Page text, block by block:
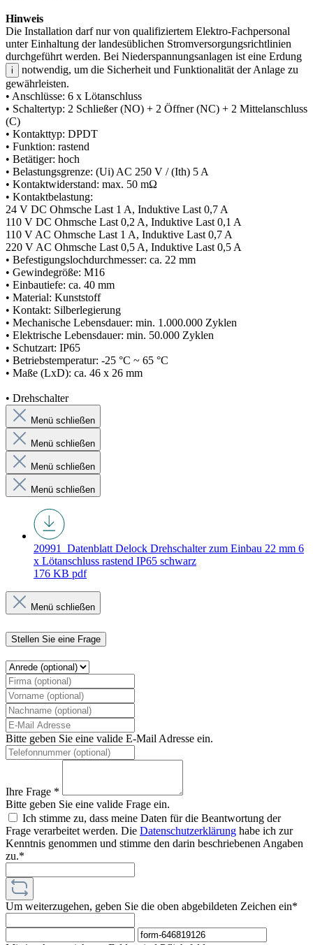
Hinweis
Die Installation darf nur von qualifiziertem Elektro-Fachpersonal
unter Einhaltung der landesüblichen Stromversorgungsrichtlinien
durchgeführt werden. Bei Niederspannungsanlagen ist eine Erdung
i
notwendig, um die Sicherheit und Funktionalität der Anlage zu
gewährleisten.
• Anschlüsse: 6 x Lötanschluss
• Schaltertyp: 2 Schließer (NO) + 2 Öffner (NC) + 2 Mittelanschluss
(C)
• Kontakttyp: DPDT
• Funktion: rastend
• Betätiger: hoch
• Belastungsgrenze: (Ui) AC 250 V / (Ith) 5 A
• Kontaktwiderstand: max. 50 mΩ
• Kontaktbelastung:
24 V DC Ohmsche Last 1 A, Induktive Last 0,7 A
110 V DC Ohmsche Last 0,2 A, Induktive Last 0,1 A
110 V AC Ohmsche Last 1 A, Induktive Last 0,7 A
220 V AC Ohmsche Last 0,5 A, Induktive Last 0,5 A
• Befestigungslochdurchmesser: ca. 22 mm
• Gewindegröße: M16
• Einbautiefe: ca. 40 mm
• Material: Kunststoff
• Kontakt: Silberlegierung
• Mechanische Lebensdauer: min. 1.000.000 Zyklen
• Elektrische Lebensdauer: min. 50.000 Zyklen
• Schutzart: IP65
• Betriebstemperatur: -25 °C ~ 65 °C
• Maße (LxD): ca. 46 x 26 mm
• Drehschalter
Menü schließen
Menü schließen
Menü schließen
Menü schließen
20991_Datenblatt Delock Drehschalter zum Einbau 22 mm 6
x Lötanschluss rastend IP65 schwarz
176 KB pdf
Menü schließen
Stellen Sie eine Frage
Bitte geben Sie eine valide E-Mail Adresse ein.
Ihre Frage *
Bitte geben Sie eine valide Frage ein.
Ich stimme zu, dass meine Daten für die Beantwortung der
Frage verarbeitet werden. Die Datenschutzerklärung habe ich zur
Kenntnis genommen und stimme den darin beschriebenen Angaben
zu.*
Um weiterzugehen, geben Sie die oben abgebildeten Zeichen ein*